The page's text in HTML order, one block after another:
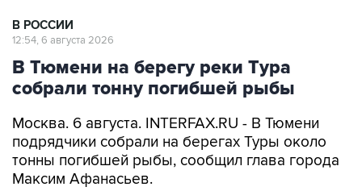
В Тюмени на берегу реки Тура
собрали тонну погибшей рыбы
Москва. 6 августа. INTERFAX.RU - В Тюмени
тонны погибшей рыбы, сообщил глава города
Максим Афанасьев.
"Начаты важные мероприятия по уборке